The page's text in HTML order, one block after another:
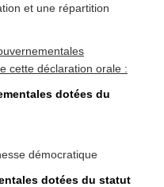
et une répartition
cette déclaration orale :
dotées du
démocratique
dotées du statut